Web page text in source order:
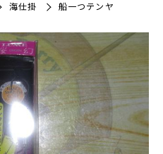
海仕掛 船一つテンヤ